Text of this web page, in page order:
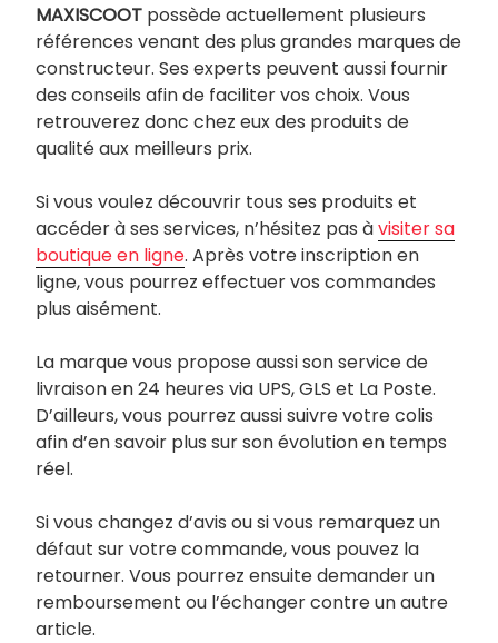
MAXISCOOT possède actuellement plusieurs
références venant des plus grandes marques de
constructeur. Ses experts peuvent aussi fournir
des conseils afin de faciliter vos choix. Vous
retrouverez donc chez eux des produits de
qualité aux meilleurs prix.
Si vous voulez découvrir tous ses produits et
accéder à ses services, n’hésitez pas àvisiter sa
boutique en ligne. Après votre inscription en
ligne, vous pourrez effectuer vos commandes
plus aisément.
La marque vous propose aussi son service de
livraison en 24 heures via UPS, GLS et La Poste.
D’ailleurs, vous pourrez aussi suivre votre colis
afin d’en savoir plus sur son évolution en temps
réel.
Si vous changez d’avis ou si vous remarquez un
défaut sur votre commande, vous pouvez la
retourner. Vous pourrez ensuite demander un
remboursement ou l’échanger contre un autre
article.